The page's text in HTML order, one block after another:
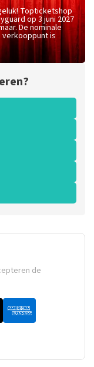
Topticketshop
op 3 juni 2027
De nominale
is
de